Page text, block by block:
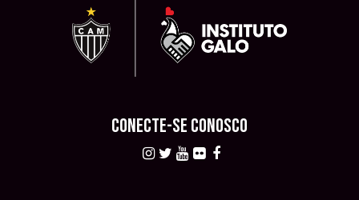
CONECTE-SE CONOSCO